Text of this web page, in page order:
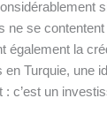
ne se
également la
Turquie, une
: c’est un